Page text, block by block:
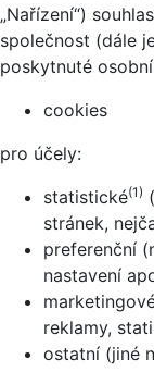
„Nařízení“)
společnost (dále
poskytnuté
cookies
pro účely:
statistické(1)
stránek,
preferenční
nastavení
reklamy,
ostatní (jiné